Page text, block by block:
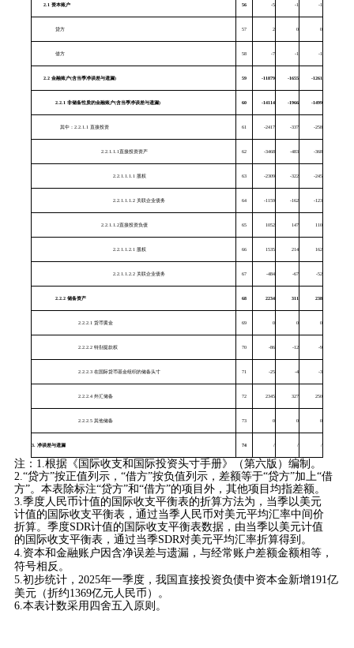
2.1资本账户 56 -5 -1 -1
贷方 57 2 0 0
借方 58 -7 -1 -1
2.2金融账户(含当季净误差与遗漏) 59 -11879 -1655 -1261
2.2.1 非储备性质的金融账户(含当季净误差与遗漏) 60 -14114 -1966 -1499
其中： 2.2.1.1 直接投资 61 -2417 -337 -258
2.2.1.1.1直接投资资产 62 -3468 -483 -368
2.2.1.1.1.1 股权 63 -2309 -322 -245
2.2.1.1.1.2 关联企业债务 64 -1159 -162 -123
2.2.1.1.2直接投资负债 65 1052 147 110
2.2.1.1.2.1 股权 66 1535 214 162
2.2.1.1.2.2 关联企业债务 67 -484 -67 -52
2.2.2 储备资产 68 2234 311 238
2.2.2.1 货币黄金 69 0 0 0
2.2.2.2 特别提款权 70 -86 -12 -9
2.2.2.3 在国际货币基金组织的储备头寸 71 -25 -4 -3
2.2.2.4 外汇储备 72 2345 327 250
2.2.2.5 其他储备 73 0 0 0
3.净误差与遗漏 74 / / /
注：1.根据《国际收支和国际投资头寸手册》（第六版）编制。
2.“贷方”按正值列示，“借方”按负值列示，差额等于“贷方”加上“借
方”。本表除标注“贷方”和“借方”的项目外，其他项目均指差额。
3.季度人民币计值的国际收支平衡表的折算方法为，当季以美元
计值的国际收支平衡表，通过当季人民币对美元平均汇率中间价
折算。季度SDR计值的国际收支平衡表数据，由当季以美元计值
的国际收支平衡表，通过当季SDR对美元平均汇率折算得到。
4.资本和金融账户因含净误差与遗漏，与经常账户差额金额相等，
符号相反。
5.初步统计，2025年一季度，我国直接投资负债中资本金新增191亿
美元（折约1369亿元人民币）。
6.本表计数采用四舍五入原则。